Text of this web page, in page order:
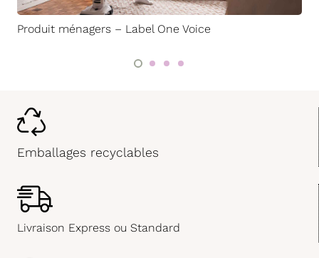
Produit ménagers – Label One Voice
Emballages recyclables
Livraison Express ou Standard